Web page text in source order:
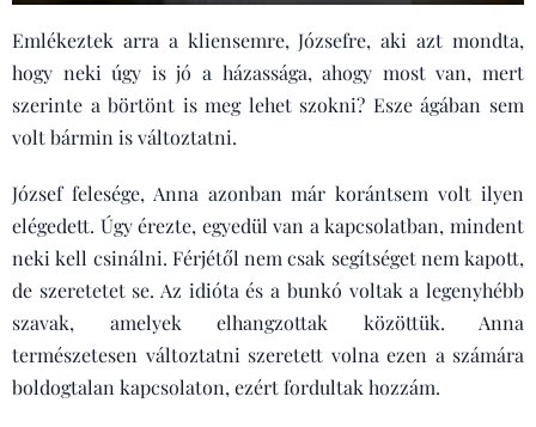
Emlékeztek arra a kliensemre, Józsefre, aki azt mondta,
hogy neki úgy is jó a házassága, ahogy most van, mert
szerinte a börtönt is meg lehet szokni? Esze ágában sem
volt bármin is változtatni.
József felesége, Anna azonban már korántsem volt ilyen
elégedett. Úgy érezte, egyedül van a kapcsolatban, mindent
neki kell csinálni. Férjétől nem csak segítséget nem kapott,
de szeretetet se. Az idióta és a bunkó voltak a legenyhébb
szavak, amelyek elhangzottak közöttük. Anna
természetesen változtatni szeretett volna ezen a számára
boldogtalan kapcsolaton, ezért fordultak hozzám.